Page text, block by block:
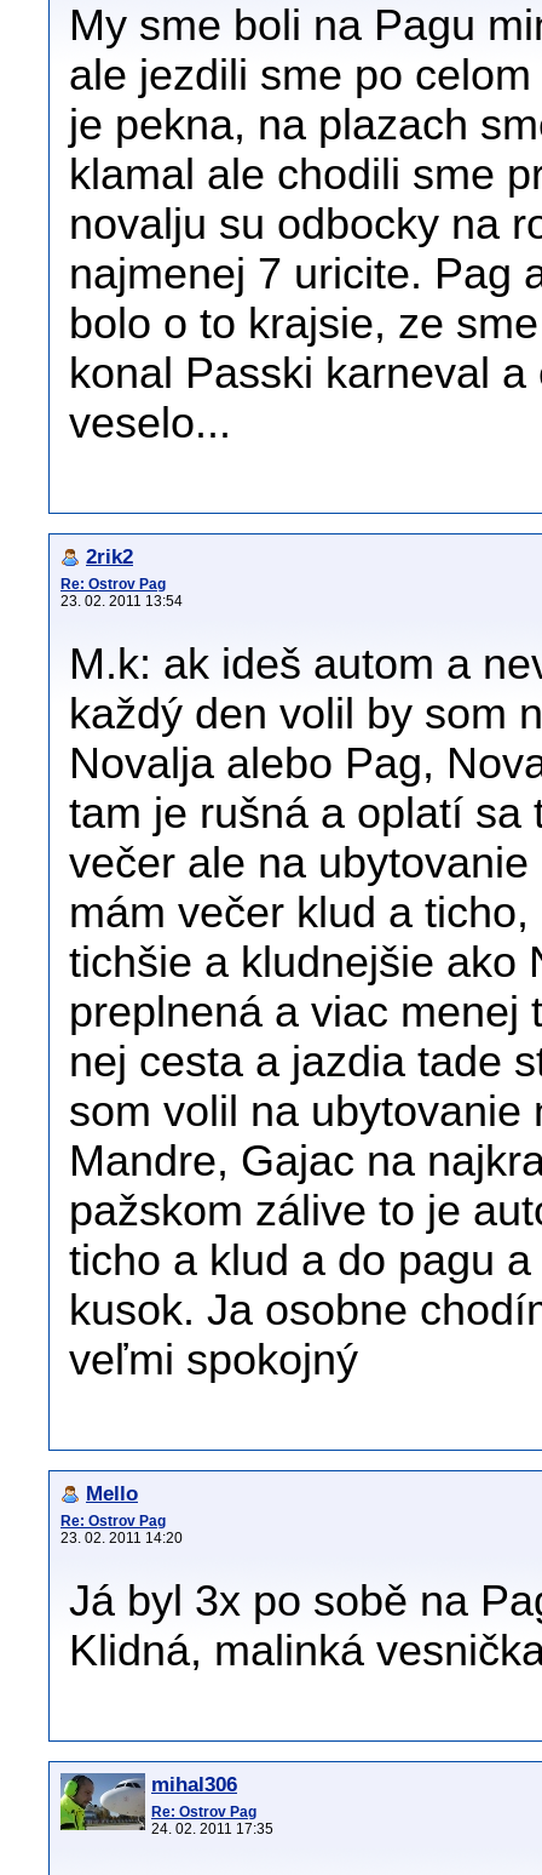
My sme boli na Pagu
ale jezdili sme po
je pekna, na plazach
klamal ale chodili sme
novalju su odbocky na
najmenej 7 uricite. Pag
bolo o to krajsie, ze
konal Passki karneval
veselo...
2rik2
Re: Ostrov Pag
23. 02. 2011 13:54
M.k: ak ideš autom a
každý den volil by som
Novalja alebo Pag,
tam je rušná a oplatí
večer ale na
mám večer klud a
tichšie a kludnejšie ako
preplnená a viac menej
nej cesta a jazdia tade
som volil na
Mandre, Gajac na
pažskom zálive to je
ticho a klud a do pagu
kusok. Ja osobne
veľmi spokojný
Mello
Re: Ostrov Pag
23. 02. 2011 14:20
Já byl 3x po sobě na
Klidná, malinká
mihal306
Re: Ostrov Pag
24. 02. 2011 17:35